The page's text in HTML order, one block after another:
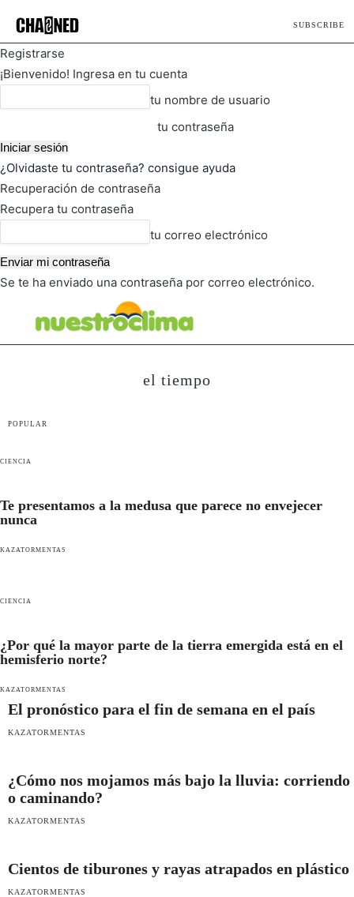
SUBSCRIBE
Registrarse
¡Bienvenido! Ingresa en tu cuenta
tu nombre de usuario
tu contraseña
¿Olvidaste tu contraseña? consigue ayuda
Recuperación de contraseña
Recupera tu contraseña
tu correo electrónico
Se te ha enviado una contraseña por correo electrónico.
el tiempo
POPULAR
CIENCIA
Te presentamos a la medusa que parece no envejecer
nunca
KAZATORMENTAS
CIENCIA
¿Por qué la mayor parte de la tierra emergida está en el
hemisferio norte?
KAZATORMENTAS
El pronóstico para el fin de semana en el país
KAZATORMENTAS
¿Cómo nos mojamos más bajo la lluvia: corriendo
o caminando?
KAZATORMENTAS
Cientos de tiburones y rayas atrapados en plástico
KAZATORMENTAS